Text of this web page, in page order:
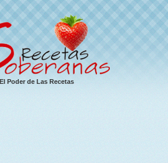
El Poder de Las Recetas